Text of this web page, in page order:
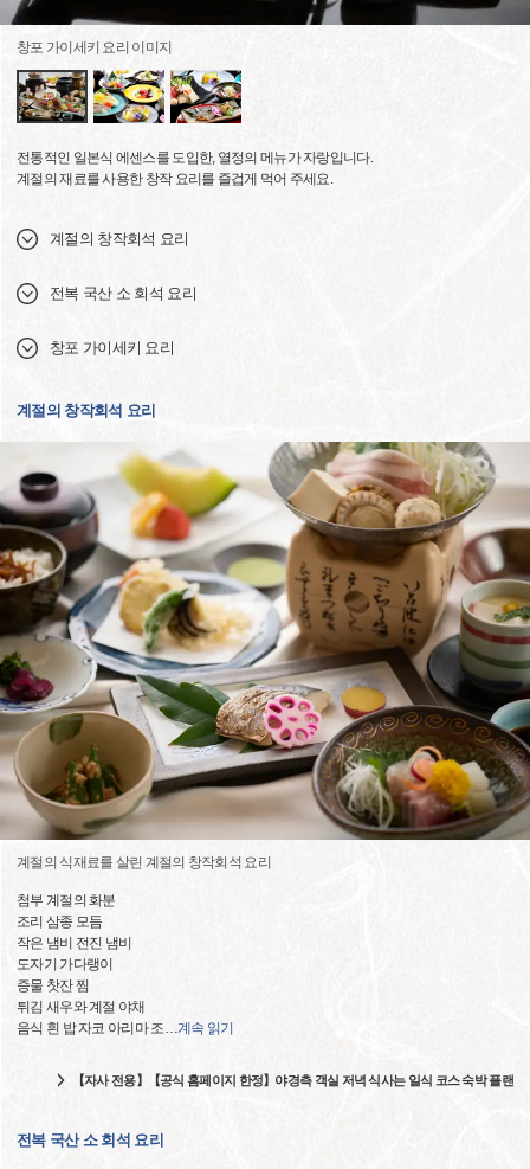
창포 가이세키 요리 이미지
전통적인 일본식 에센스를 도입한, 열정의 메뉴가 자랑입니다.
계절의 재료를 사용한 창작 요리를 즐겁게 먹어 주세요.
계절의 창작회석 요리
전복 국산 소 회석 요리
창포 가이세키 요리
계절의 창작회석 요리
계절의 식재료를 살린 계절의 창작회석 요리
첨부 계절의 화분
조리 삼종 모듬
작은 냄비 전진 냄비
도자기 가다랭이
증물 찻잔 찜
튀김 새우와 계절 야채
음식 흰 밥 자코 아리마 조…계속 읽기
【자사 전용】【공식 홈페이지 한정】야경측 객실 저녁 식사는 일식 코스 숙박 플랜
전복 국산 소 회석 요리